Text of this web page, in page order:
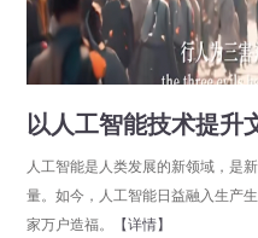
以人工智能技术提升
人工智能是人类发展的新领域，是
量。如今，人工智能日益融入生产
家万户造福。
【详情】